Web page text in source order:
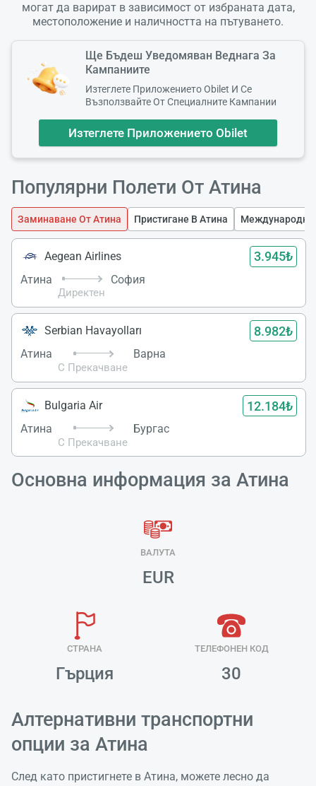
могат да варират в зависимост от избраната дата,
местоположение и наличността на пътуването.
Ще Бъдеш Уведомяван Веднага За
Кампаниите
Изтеглете Приложението Obilet И Се
Възползвайте От Специалните Кампании
Изтеглете Приложението Obilet
Популярни Полети От Атина
Заминаване От Атина Пристигане В Атина Международни
Aegean Airlines 3.945₺
Атина
Директен
София
Serbian Havayolları 8.982₺
Атина
С Прекачване
Варна
Bulgaria Air 12.184₺
Атина
С Прекачване
Бургас
Основна информация за Атина
ВАЛУТА
EUR
СТРАНА
Гърция
ТЕЛЕФОНЕН КОД
30
Алтернативни транспортни
опции за Атина
След като пристигнете в Атина, можете лесно да